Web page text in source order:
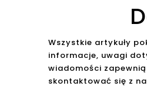
Wszystkie artykuły
informacje, uwagi
wiadomości
skontaktować się z